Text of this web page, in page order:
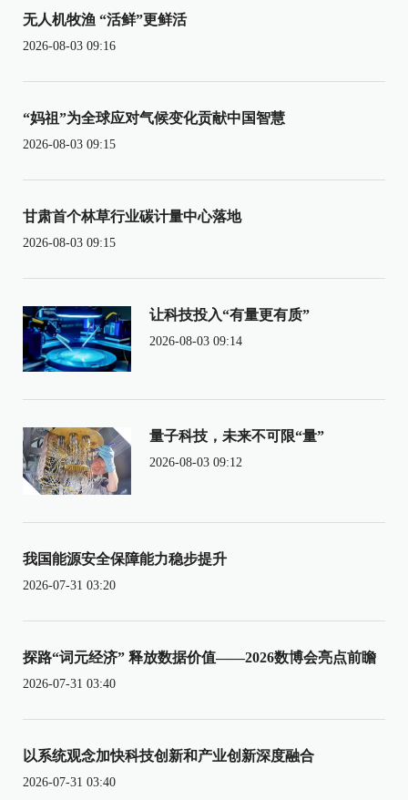
无人机牧渔 “活鲜”更鲜活
2026-08-03 09:16
“妈祖”为全球应对气候变化贡献中国智慧
2026-08-03 09:15
甘肃首个林草行业碳计量中心落地
2026-08-03 09:15
让科技投入“有量更有质”
2026-08-03 09:14
量子科技，未来不可限“量”
2026-08-03 09:12
我国能源安全保障能力稳步提升
2026-07-31 03:20
探路“词元经济” 释放数据价值——2026数博会亮点前瞻
2026-07-31 03:40
以系统观念加快科技创新和产业创新深度融合
2026-07-31 03:40